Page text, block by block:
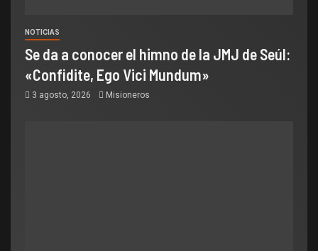
NOTICIAS
Se da a conocer el himno de la JMJ de Seúl:
«Confidite, Ego Vici Mundum»
3 agosto, 2026 Misioneros